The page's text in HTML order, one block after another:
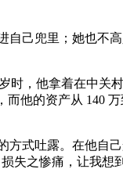
己兜里；她也不
，他拿着在中关
他的资产从 140
式吐露。在他自
之惨痛，让我想